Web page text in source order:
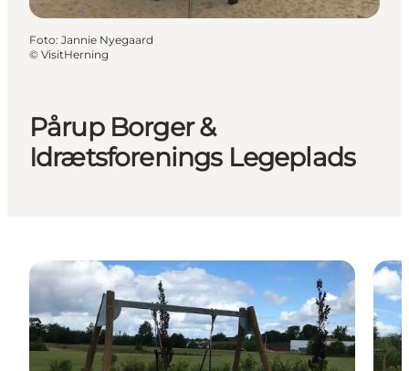
Pårup Borger &
Idrætsforenings Legeplads
Foto: Jannie Nyegaard
© VisitHerning